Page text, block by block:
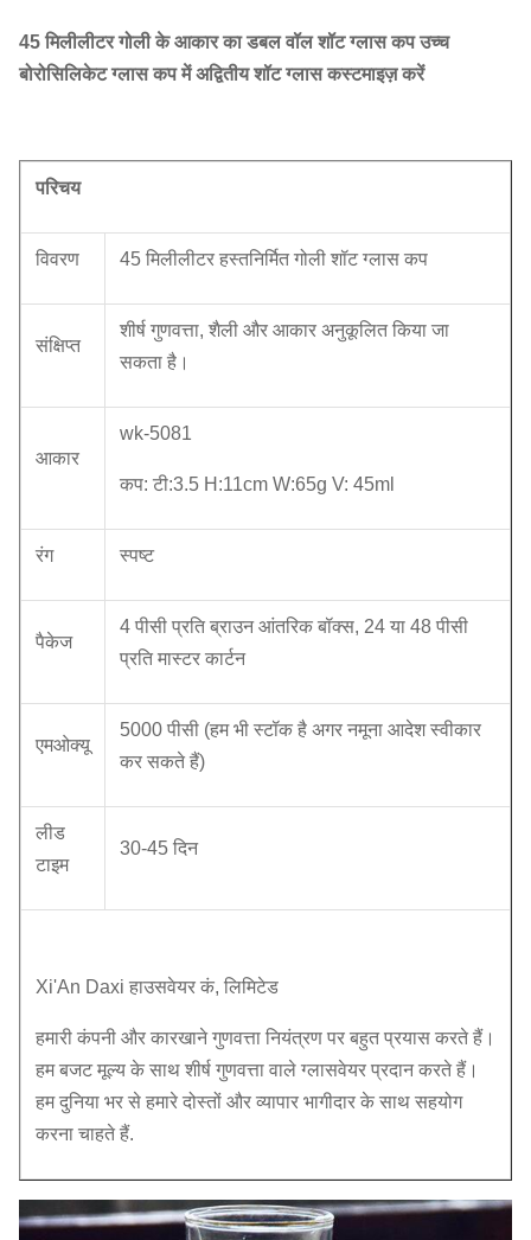
45 मिलीलीटर गोली के आकार का डबल वॉल शॉट ग्लास कप उच्च
बोरोसिलिकेट ग्लास कप में अद्वितीय शॉट ग्लास कस्टमाइज़ करें
परिचय
विवरण 45 मिलीलीटर हस्तनिर्मित गोली शॉट ग्लास कप
संक्षिप्त
शीर्ष गुणवत्ता, शैली और आकार अनुकूलित किया जा
सकता है।
आकार
wk-5081
कप: टी:3.5 H:11cm W:65g V: 45ml
रंग स्पष्ट
पैकेज
4 पीसी प्रति ब्राउन आंतरिक बॉक्स, 24 या 48 पीसी
प्रति मास्टर कार्टन
एमओक्यू
5000 पीसी (हम भी स्टॉक है अगर नमूना आदेश स्वीकार
कर सकते हैं)
लीड
टाइम
30-45 दिन
Xi'An Daxi हाउसवेयर कं, लिमिटेड
हमारी कंपनी और कारखाने गुणवत्ता नियंत्रण पर बहुत प्रयास करते हैं।
हम बजट मूल्य के साथ शीर्ष गुणवत्ता वाले ग्लासवेयर प्रदान करते हैं।
हम दुनिया भर से हमारे दोस्तों और व्यापार भागीदार के साथ सहयोग
करना चाहते हैं.